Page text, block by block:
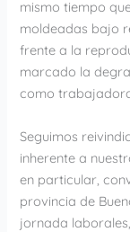
mismo tiempo
moldeadas bajo
frente a la
marcado la
como
Seguimos
inherente a
en particular,
provincia de
jornada